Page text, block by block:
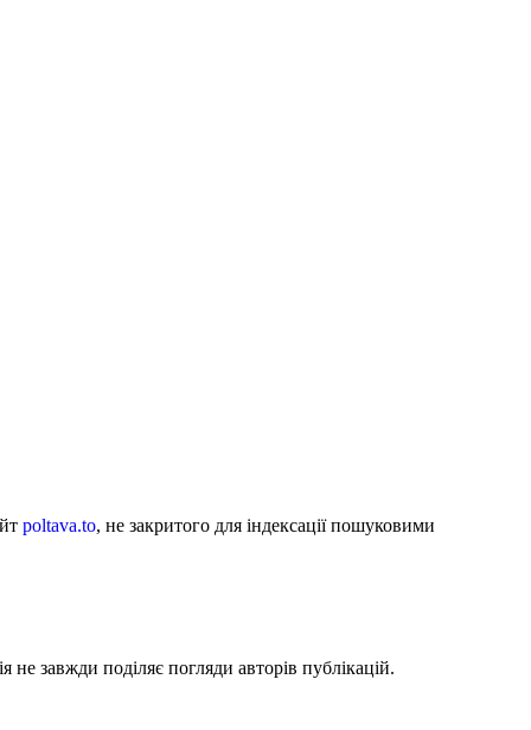
poltava.to, не закритого для індексації пошуковими
не завжди поділяє погляди авторів публікацій.